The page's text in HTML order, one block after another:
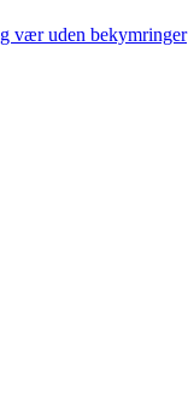
vær uden bekymringer